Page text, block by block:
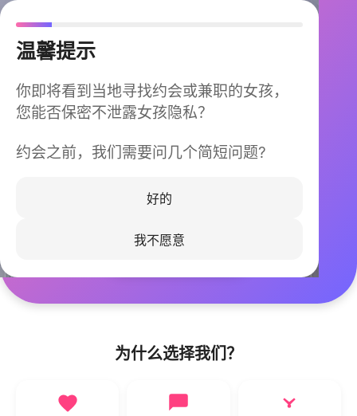
温馨提示
你即将看到当地寻找约会或兼职的女孩，
您能否保密不泄露女孩隐私？
约会之前，我们需要问几个简短问题?
好的
我不愿意
今晚不再孤单
同城快速匹配，马上认识身边的TA
立即下载
为什么选择我们？